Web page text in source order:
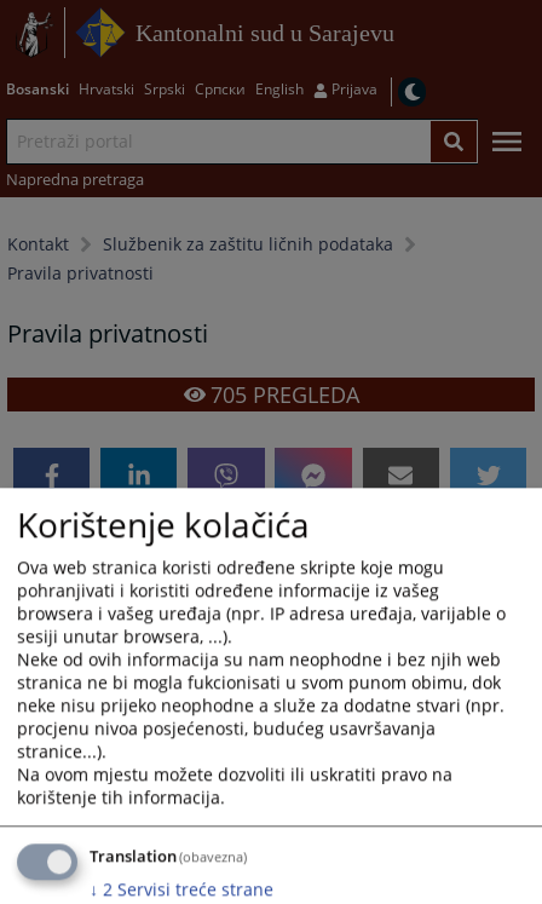
Kantonalni sud u Sarajevu
Bosanski Hrvatski Srpski Српски English Prijava
Napredna pretraga
Kontakt
Službenik za zaštitu ličnih podataka
Pravila privatnosti
Pravila privatnosti
705PREGLEDA
Prateći dokumenti
PRAVILA PRIVATNOSTI
Korištenje kolačića
Ova web stranica koristi određene skripte koje mogu
pohranjivati i koristiti određene informacije iz vašeg
browsera i vašeg uređaja (npr. IP adresa uređaja, varijable o
sesiji unutar browsera, ...).
Neke od ovih informacija su nam neophodne i bez njih web
stranica ne bi mogla fukcionisati u svom punom obimu, dok
neke nisu prijeko neophodne a služe za dodatne stvari (npr.
procjenu nivoa posjećenosti, budućeg usavršavanja
stranice...).
Na ovom mjestu možete dozvoliti ili uskratiti pravo na
korištenje tih informacija.
Translation(obavezna)
↓ 2 Servisi treće strane